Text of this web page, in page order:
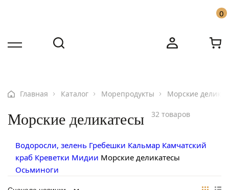
0
Главная Каталог Морепродукты Морские
Морские деликатесы 32 товаров
Водоросли, зелень Гребешки Кальмар Камчатский
краб Креветки Мидии Морские деликатесы
Осьминоги
Номер телефона
Номер телефона